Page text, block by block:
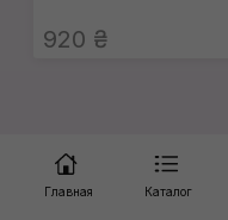
920 ₴
Главная Каталог